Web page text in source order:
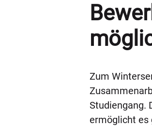
Zum
Studiengang.
ermöglicht es